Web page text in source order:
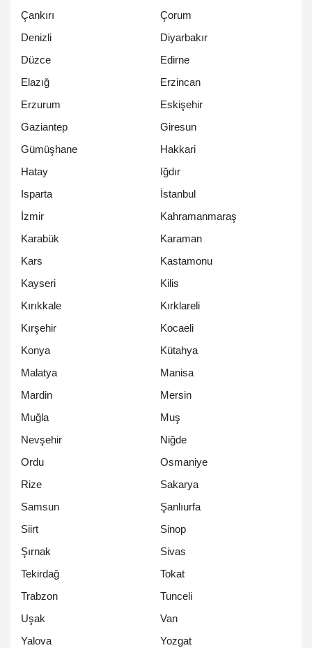
Çankırı
Çorum
Denizli
Diyarbakır
Düzce
Edirne
Elazığ
Erzincan
Erzurum
Eskişehir
Gaziantep
Giresun
Gümüşhane
Hakkari
Hatay
Iğdır
Isparta
İstanbul
İzmir
Kahramanmaraş
Karabük
Karaman
Kars
Kastamonu
Kayseri
Kilis
Kırıkkale
Kırklareli
Kırşehir
Kocaeli
Konya
Kütahya
Malatya
Manisa
Mardin
Mersin
Muğla
Muş
Nevşehir
Niğde
Ordu
Osmaniye
Rize
Sakarya
Samsun
Şanlıurfa
Siirt
Sinop
Şırnak
Sivas
Tekirdağ
Tokat
Trabzon
Tunceli
Uşak
Van
Yalova
Yozgat